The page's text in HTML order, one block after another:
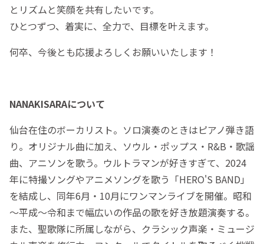
とリズムと笑顔を共有したいです。
ひとつずつ、着実に、全力で、目標を叶えます。
何卒、今後とも応援よろしくお願いいたします！
NANAKISARAについて
仙台在住のボーカリスト。ソロ演奏のときはピアノ弾き語
り。オリジナル曲に加え、ソウル・ポップス・R&B・歌謡
曲、アニソンを歌う。ウルトラマンが好きすぎて、2024
年に特撮ソングやアニメソングを歌う「HERO'S BAND」
を結成し、同年6月・10月にワンマンライブを開催。昭和
～平成～令和まで幅広いの作品の歌を好き放題演奏する。
また、聖歌隊に所属しながら、クラシック声楽・ミュージ